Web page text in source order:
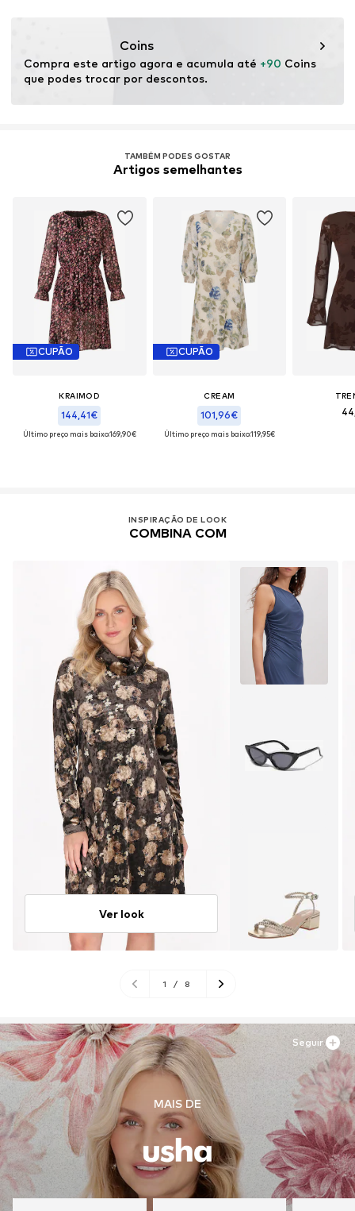
Coins
Compra este artigo agora e acumula até +90 Coins
que podes trocar por descontos.
TAMBÉM PODES GOSTAR
Artigos semelhantes
CUPÃO
KRAIMOD
144,41€
Último preço mais baixo:169,90€
CUPÃO
CREAM
101,96€
Último preço mais baixo:119,95€
INSPIRAÇÃO DE LOOK
COMBINA COM
Ver look
1 / 8
MAIS DE
Seguir